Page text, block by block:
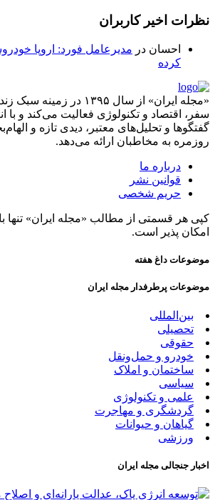
نظرات اخیر کاربران
احسان در مدیرعامل فورد: اروپا
کرده
«مجله ایران» از سال ۱۳۹۵ در
سفر، اقتصاد و تکنولوژی فعالیت می‌کند و با
گفتگوها و تحلیل‌های معتبر، دیدی تازه و
روزمره به مخاطبان ارائه می‌دهد.
درباره ما
قوانین نشر
حریم شخصی
کپی هر قسمتی از مطالب «مجله ایران»
امکان پذیر است.
موضوعات داغ هفته
موضوعات پرطرفدار مجله ایران
بین‌المللی
تحصیلی
حقوقی
خودرو و حمل‌و‌نقل
ساختمان و املاک
سیاسی
علمی و تکنولوژی
گردشگری و مهاجرت
گیاهان و حیوانات
ورزشی
اخبار جنجالی مجله ایران